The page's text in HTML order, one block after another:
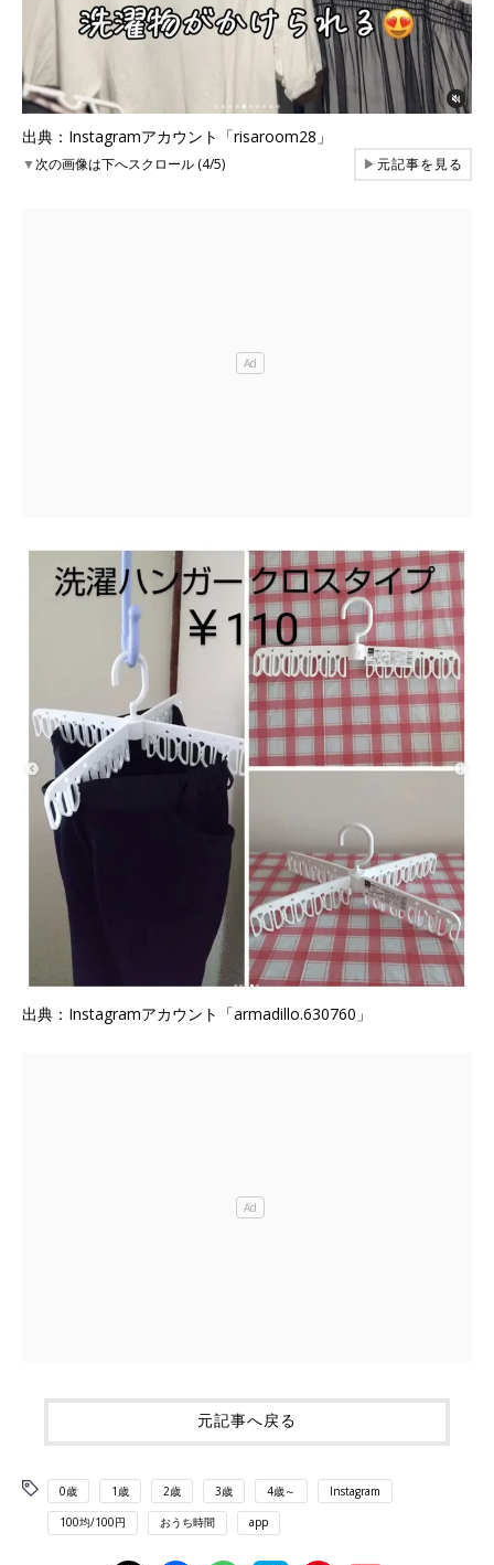
出典：Instagramアカウント「risaroom28」
▼次の画像は下へスクロール (4/5) ▶元記事を見る
出典：Instagramアカウント「armadillo.630760」
元記事へ戻る
0歳 1歳 2歳 3歳 4歳～ Instagram
100均/100円 おうち時間 app